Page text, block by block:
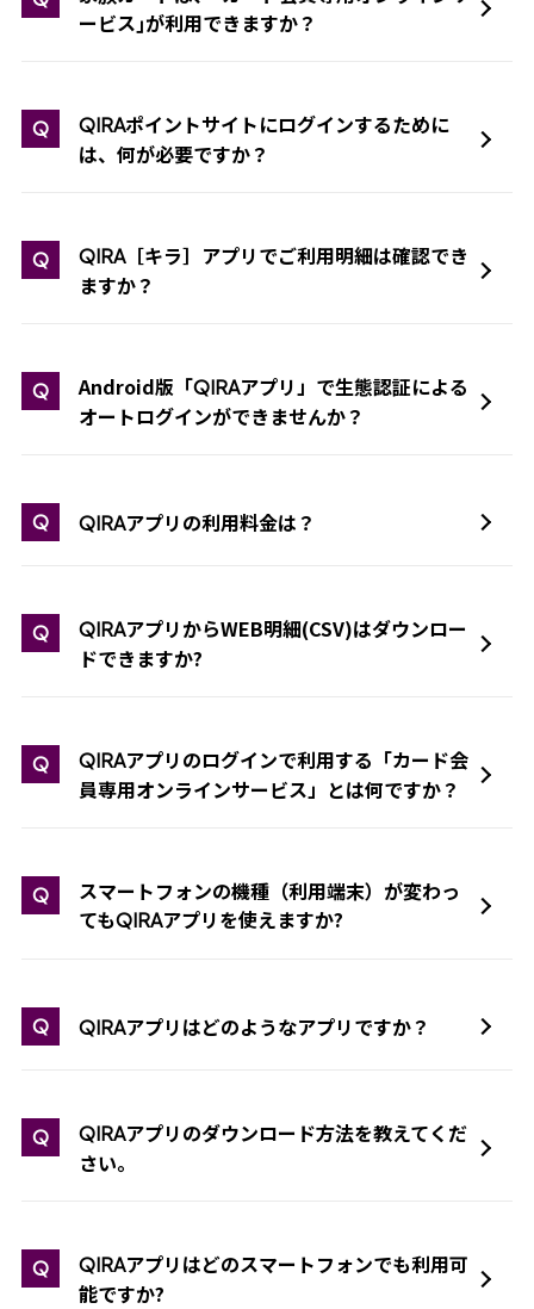
ービス｣が利用できますか？
Q QIRAポイントサイトにログインするために
は、何が必要ですか？
Q QIRA［キラ］アプリでご利用明細は確認でき
ますか？
Q Android版「QIRAアプリ」で生態認証による
オートログインができませんか？
Q QIRAアプリの利用料金は？
Q QIRAアプリからWEB明細(CSV)はダウンロー
ドできますか?
Q QIRAアプリのログインで利用する「カード会
員専用オンラインサービス」とは何ですか？
Q
スマートフォンの機種（利用端末）が変わっ
てもQIRAアプリを使えますか?
Q QIRAアプリはどのようなアプリですか？
Q QIRAアプリのダウンロード方法を教えてくだ
さい。
Q QIRAアプリはどのスマートフォンでも利用可
能ですか?